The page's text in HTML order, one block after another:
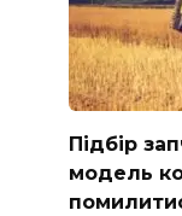
Підбір
модель